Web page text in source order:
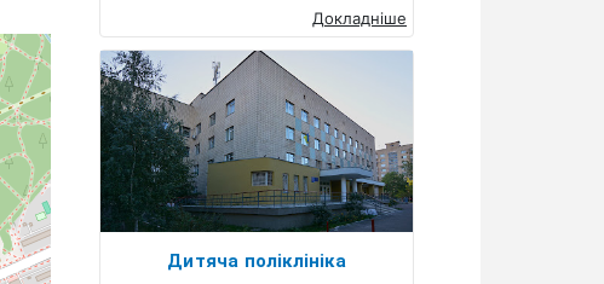
Докладніше
Дитяча поліклініка